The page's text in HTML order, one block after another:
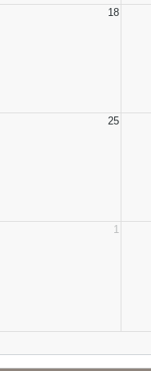
18
25
1